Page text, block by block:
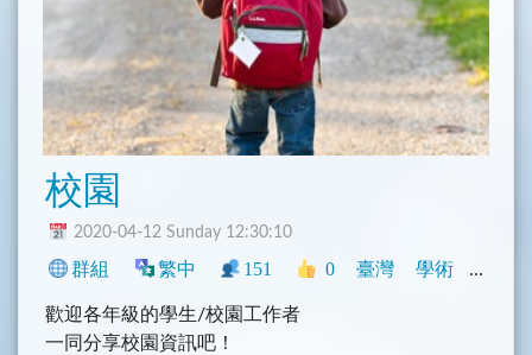
校園
2020-04-12 Sunday 12:30:10
群組 繁中 151 0 臺灣 學術 閒聊
歡迎各年級的學生/校園工作者
一同分享校園資訊吧！